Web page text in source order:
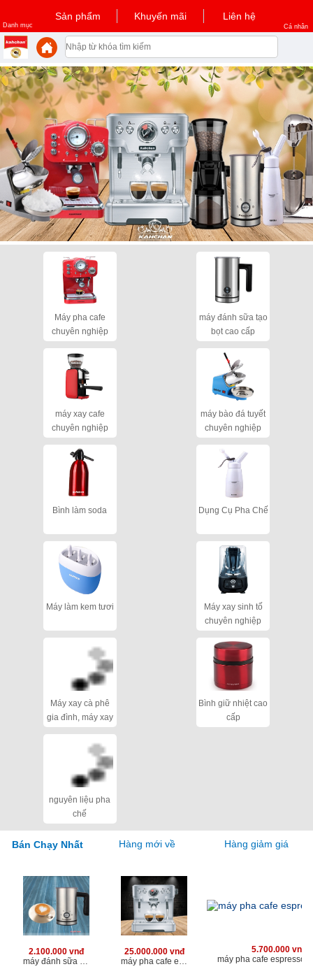
Danh mục
Sản phẩm Khuyến mãi Liên hệ
Cá nhân
Máy pha cafe
chuyên nghiệp
máy đánh sữa tạo
bọt cao cấp
máy xay cafe
chuyên nghiệp
máy bào đá tuyết
chuyên nghiệp
Bình làm soda Dụng Cụ Pha Chế
Máy làm kem tươi
Máy xay sinh tố
chuyên nghiệp
Máy xay cà phê
gia đình, máy xay
Bình giữ nhiệt cao
cấp
nguyên liệu pha
chế
Bán Chạy Nhất Hàng mới về Hàng giảm giá
2.100.000 vnđ
máy đánh sữa tạo bọt chuyên nghiệp cho quán
25.000.000 vnđ
máy pha cafe espresso chuyên nghiệp kahchan
5.700.000 vnđ
máy pha cafe espresso